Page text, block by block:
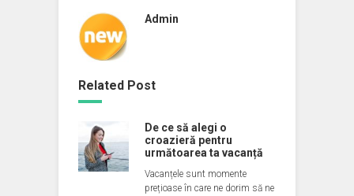
Admin
Related Post
De ce să alegi o
croazieră pentru
următoarea ta vacanță
Vacanțele sunt momente
prețioase în care ne dorim să ne